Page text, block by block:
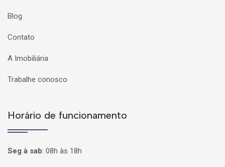
Blog
Contato
A Imobiliária
Trabalhe conosco
Horário de funcionamento
Seg à sab: 08h às 18h